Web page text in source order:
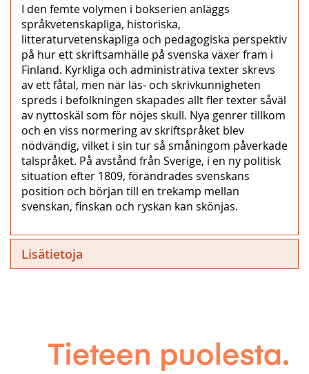
I den femte volymen i bokserien anläggs
språkvetenskapliga, historiska,
litteraturvetenskapliga och pedagogiska perspektiv
på hur ett skriftsamhälle på svenska växer fram i
Finland. Kyrkliga och administrativa texter skrevs
av ett fåtal, men när läs- och skrivkunnigheten
spreds i befolkningen skapades allt fler texter såväl
av nyttoskäl som för nöjes skull. Nya genrer tillkom
och en viss normering av skriftspråket blev
nödvändig, vilket i sin tur så småningom påverkade
talspråket. På avstånd från Sverige, i en ny politisk
situation efter 1809, förändrades svenskans
position och början till en trekamp mellan
svenskan, finskan och ryskan kan skönjas.
Lisätietoja